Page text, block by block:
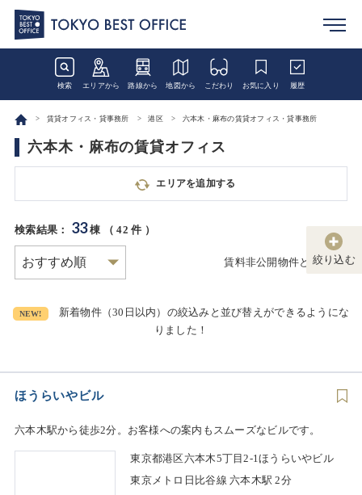
検索 エリアから 路線から 地図から こだわり お気に入り 履歴
賃貸オフィス・貸事務所 港区 六本木・麻布の賃貸オフィス・貸事務所
六本木・麻布の賃貸オフィス
エリアを追加する
絞り込む
検索結果： 33棟 （42件 ）
賃料非公開物件とは
NEW!
新着物件（30日以内）の絞込みと並び替えができるようにな
りました！
ほうらいやビル
六本木駅から徒歩2分。お客様への案内もスムーズなビルです。
東京都港区六本木5丁目2-1ほうらいやビル
東京メトロ日比谷線 六本木駅 2分